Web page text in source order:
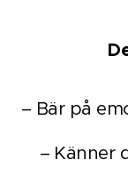
– Bär på
– Känner